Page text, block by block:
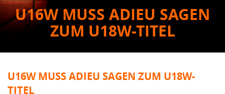
U16W MUSS ADIEU SAGEN
ZUM U18W-TITEL
U16W MUSS ADIEU SAGEN ZUM U18W-
TITEL